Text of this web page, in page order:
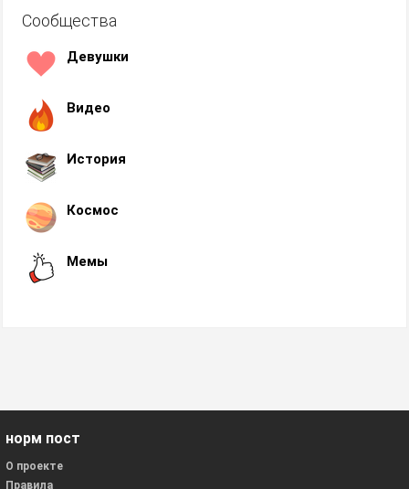
Сообщества
Девушки
Видео
История
Космос
Мемы
норм пост
О проекте
Правила